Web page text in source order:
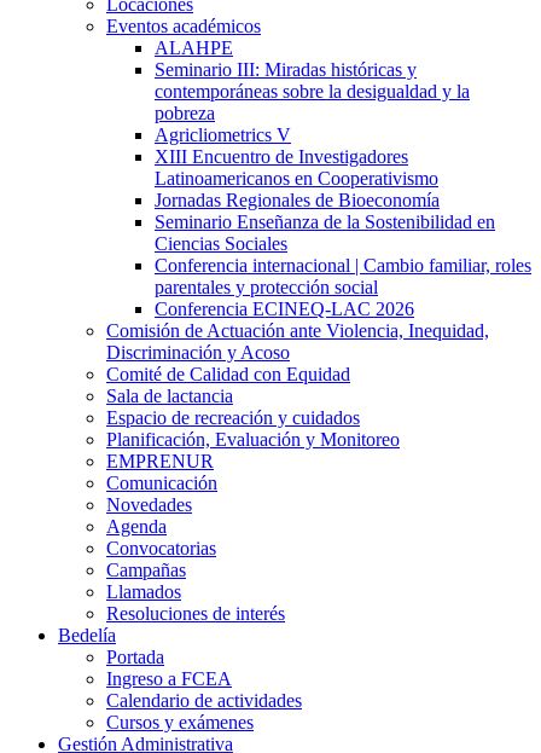
Eventos académicos
ALAHPE
Seminario III: Miradas históricas y
contemporáneas sobre la desigualdad y la
pobreza
Agricliometrics V
XIII Encuentro de Investigadores
Latinoamericanos en Cooperativismo
Jornadas Regionales de Bioeconomía
Seminario Enseñanza de la Sostenibilidad en
Ciencias Sociales
Conferencia internacional | Cambio familiar, roles
parentales y protección social
Conferencia ECINEQ-LAC 2026
Comisión de Actuación ante Violencia, Inequidad,
Discriminación y Acoso
Comité de Calidad con Equidad
Sala de lactancia
Espacio de recreación y cuidados
Planificación, Evaluación y Monitoreo
EMPRENUR
Comunicación
Novedades
Agenda
Convocatorias
Campañas
Llamados
Resoluciones de interés
Bedelía
Portada
Ingreso a FCEA
Calendario de actividades
Cursos y exámenes
Gestión Administrativa